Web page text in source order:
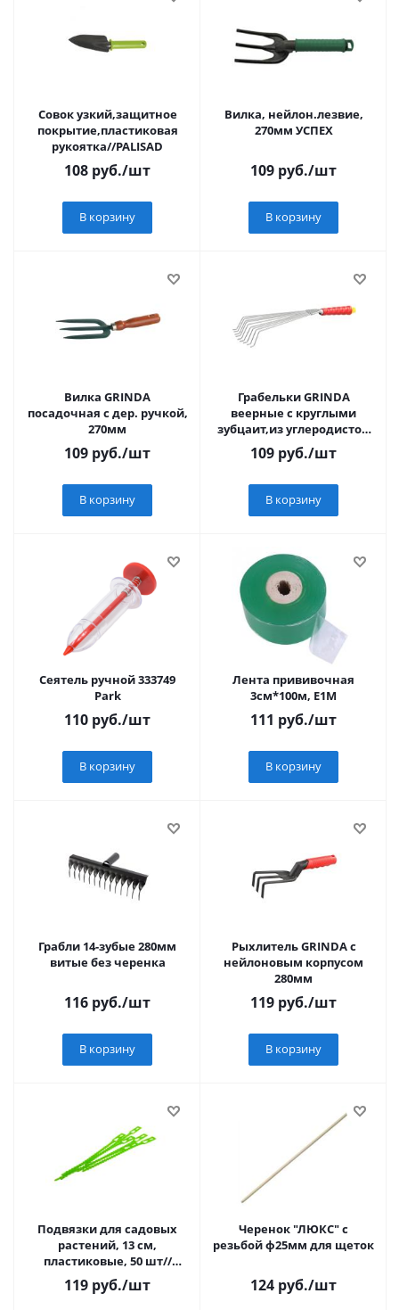
Совок узкий,защитное
покрытие,пластиковая
рукоятка//PALISAD
108 руб./шт
В корзину
Вилка, нейлон.лезвие,
270мм УСПЕХ
109 руб./шт
В корзину
Вилка GRINDA
посадочная с дер. ручкой,
270мм
109 руб./шт
В корзину
Грабельки GRINDA
веерные с круглыми
зубцаит,из углеродистой
стали с коннекторной
системой,460мм
109 руб./шт
В корзину
Сеятель ручной 333749
Park
110 руб./шт
В корзину
Лента прививочная
3см*100м, E1M
111 руб./шт
В корзину
Грабли 14-зубые 280мм
витые без черенка
116 руб./шт
В корзину
Рыхлитель GRINDA с
нейлоновым корпусом
280мм
119 руб./шт
В корзину
Подвязки для садовых
растений, 13 см,
пластиковые, 50 шт//
PALISAD
119 руб./шт
Черенок "ЛЮКС" с
резьбой ф25мм для щеток
124 руб./шт